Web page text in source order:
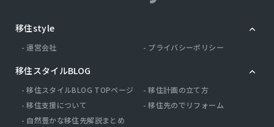
移住style
運営会社 プライバシーポリシー
移住スタイルBLOG
移住スタイルBLOG TOPページ
移住計画の立て方
移住支援について
移住先のでリフォーム
自然豊かな移住先解説まとめ